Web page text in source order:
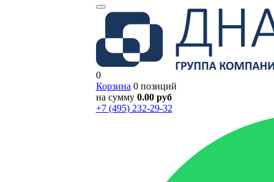
0
Корзина 0 позиций
на сумму 0.00 руб
+7 (495) 232-29-32